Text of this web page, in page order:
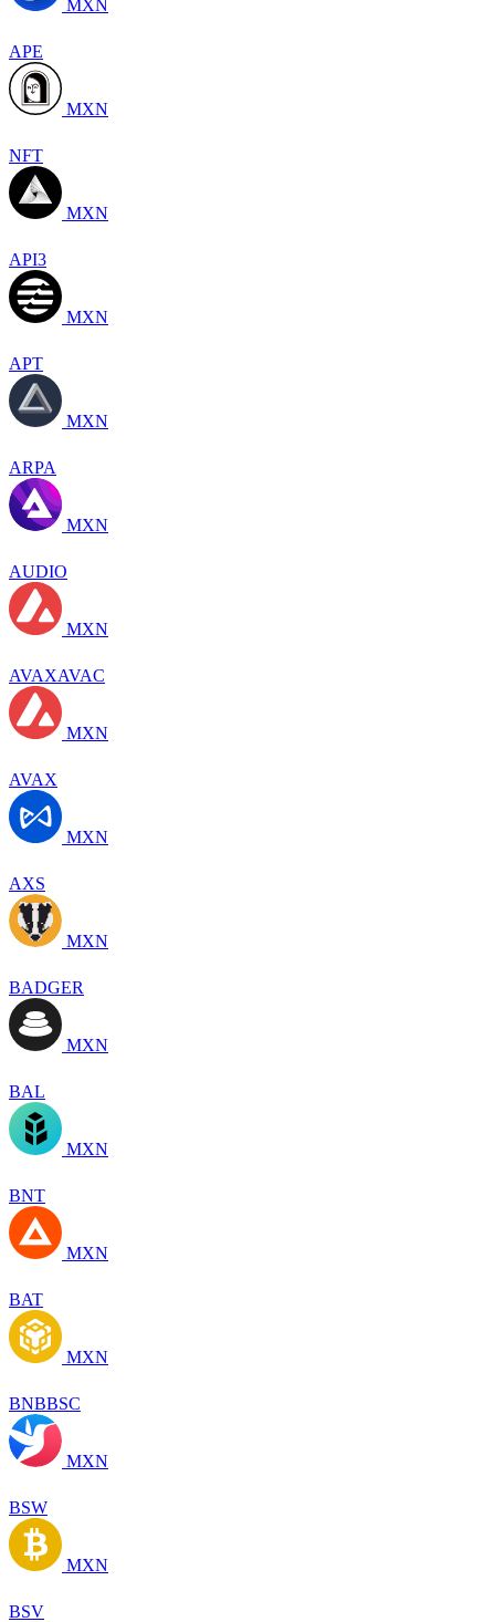
MXN
APE
MXN
NFT
MXN
API3
MXN
APT
MXN
ARPA
MXN
AUDIO
MXN
AVAXAVAC
MXN
AVAX
MXN
AXS
MXN
BADGER
MXN
BAL
MXN
BNT
MXN
BAT
MXN
BNBBSC
MXN
BSW
MXN
BSV